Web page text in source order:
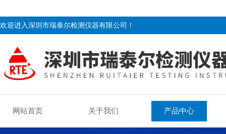
欢迎进入深圳市瑞泰尔检测仪器有限公司！
网站首页 关于我们 产品中心